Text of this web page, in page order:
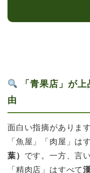
「青果店」が
由
面白い指摘がありま
「魚屋」「肉屋」は
葉） です。一方、言
「精肉店」はすべて